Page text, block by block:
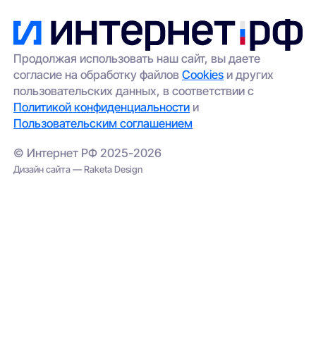
Продолжая использовать наш сайт, вы даете
согласие на обработку файловCookies и других
пользовательских данных, в соответствии с
Политикой конфиденциальности и
Пользовательским соглашением
© Интернет РФ 2025-2026
Дизайн сайта — Raketa Design